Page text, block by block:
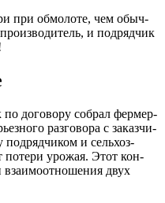
при обмо­ло­те, чем обыч­
и под­ряд­чик
по дого­во­ру собрал фер­мер­
раз­го­во­ра с заказ­чи­
и сель­хоз­
поте­ри уро­жая. Этот кон­
вза­и­мо­от­но­ше­ния двух